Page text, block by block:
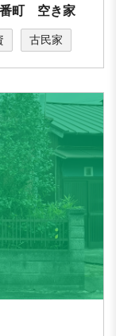
番町 空き家
古民家